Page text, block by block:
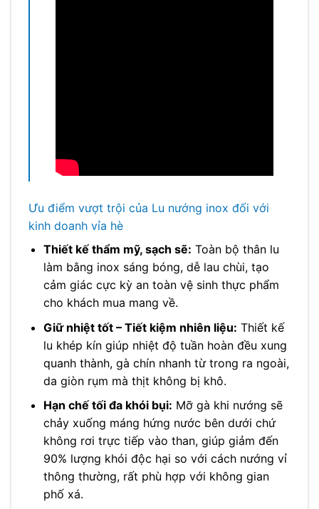
Ưu điểm vượt trội của Lu nướng inox đối với
kinh doanh vỉa hè
Thiết kế thẩm mỹ, sạch sẽ: Toàn bộ thân lu
làm bằng inox sáng bóng, dễ lau chùi, tạo
cảm giác cực kỳ an toàn vệ sinh thực phẩm
cho khách mua mang về.
Giữ nhiệt tốt – Tiết kiệm nhiên liệu: Thiết kế
lu khép kín giúp nhiệt độ tuần hoàn đều xung
quanh thành, gà chín nhanh từ trong ra ngoài,
da giòn rụm mà thịt không bị khô.
Hạn chế tối đa khói bụi: Mỡ gà khi nướng sẽ
chảy xuống máng hứng nước bên dưới chứ
không rơi trực tiếp vào than, giúp giảm đến
90% lượng khói độc hại so với cách nướng vỉ
thông thường, rất phù hợp với không gian
phố xá.